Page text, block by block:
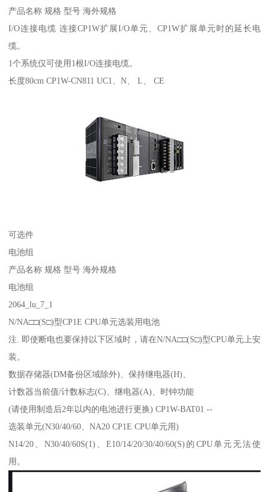
产品名称 规格 型号 海外规格
I/O连接电缆 连接CP1W扩展I/O单元、CP1W扩展单元时的延长电
缆。
1个系统仅可使用1根I/O连接电缆。
长度80cm CP1W-CN811 UC1、N、 L、 CE
可选件
电池组
产品名称 规格 型号 海外规格
电池组
2064_lu_7_1
N/NA□□(S□)型CP1E CPU单元选装用电池
注. 即使断电也要保持以下区域时，请在N/NA□□(S□)型CPU单元上安
装。
数据存储器(DM备份区域除外)、保持继电器(H)、
计数器当前值/计数标志(C)、继电器(A)、时钟功能
(请使用制造后2年以内的电池进行更换) CP1W-BAT01 --
选装单元(N30/40/60、NA20 CP1E CPU单元用)
N14/20、N30/40/60S(1)、E10/14/20/30/40/60(S)的CPU单元无法使
用。